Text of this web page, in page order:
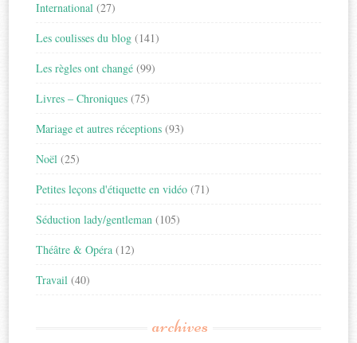
International (27)
Les coulisses du blog (141)
Les règles ont changé (99)
Livres – Chroniques (75)
Mariage et autres réceptions (93)
Noël (25)
Petites leçons d'étiquette en vidéo (71)
Séduction lady/gentleman (105)
Théâtre & Opéra (12)
Travail (40)
archives